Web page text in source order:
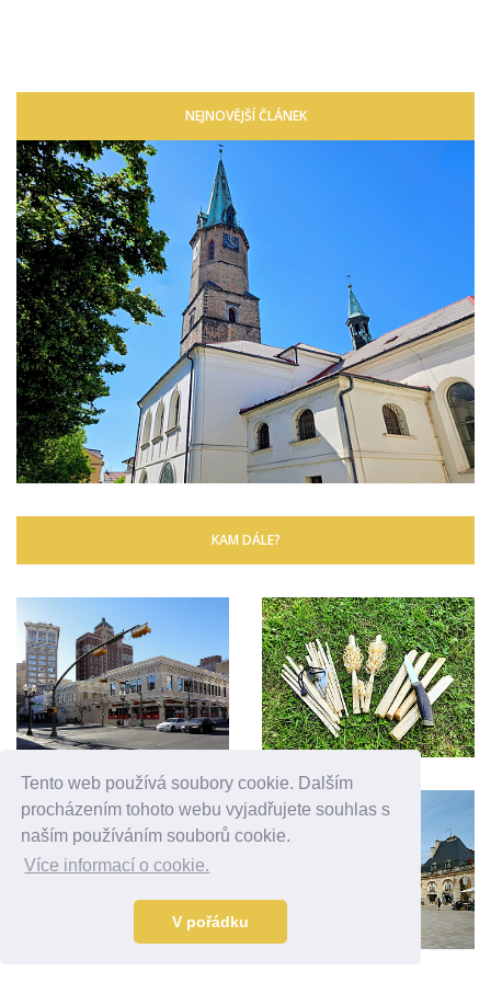
Tento web používá soubory cookie. Dalším
procházením tohoto webu vyjadřujete souhlas s
naším používáním souborů cookie.
Více informací o cookie.
V pořádku
NEJNOVĚJŠÍ ČLÁNEK
KAM DÁLE?